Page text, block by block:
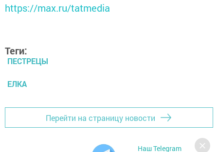
https://max.ru/tatmedia
Теги:
ПЕСТРЕЦЫ
ЕЛКА
Перейти на страницу новости
Наш Telegram